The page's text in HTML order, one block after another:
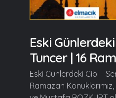
Eski
Tuncer | 16
Eski Günlerdeki Gibi -
Ramazan